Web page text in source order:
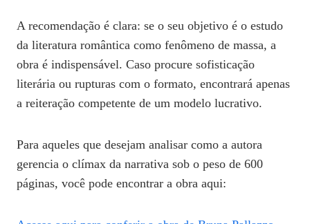
A recomendação é clara: se o seu objetivo é o estudo
da literatura romântica como fenômeno de massa, a
obra é indispensável. Caso procure sofisticação
literária ou rupturas com o formato, encontrará apenas
a reiteração competente de um modelo lucrativo.
Para aqueles que desejam analisar como a autora
gerencia o clímax da narrativa sob o peso de 600
páginas, você pode encontrar a obra aqui: